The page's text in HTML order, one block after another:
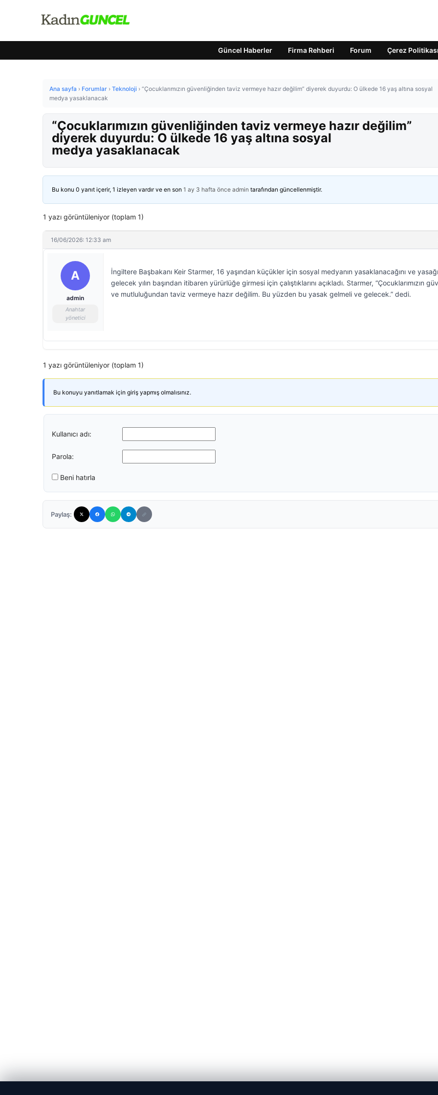
Güncel Haberler Firma Rehberi Forum Çerez Politikası
Ana sayfa › Forumlar › Teknoloji › “Çocuklarımızın güvenliğinden taviz vermeye hazır değilim” diyerek duyurdu: O ülkede 16 yaş altına sosyal
medya yasaklanacak
“Çocuklarımızın güvenliğinden taviz vermeye hazır değilim”
diyerek duyurdu: O ülkede 16 yaş altına sosyal
medya yasaklanacak
Bu konu 0 yanıt içerir, 1 izleyen vardır ve en son 1 ay 3 hafta önce admin tarafından güncellenmiştir.
1 yazı görüntüleniyor (toplam 1)
16/06/2026: 12:33 am
A
admin
Anahtar
yönetici
İngiltere Başbakanı Keir Starmer, 16 yaşından küçükler için sosyal medyanın yasaklanacağını ve
gelecek yılın başından itibaren yürürlüğe girmesi için çalıştıklarını açıkladı. Starmer, “Çocuklarımızın
ve mutluluğundan taviz vermeye hazır değilim. Bu yüzden bu yasak gelmeli ve gelecek.” dedi.
1 yazı görüntüleniyor (toplam 1)
Bu konuyu yanıtlamak için giriş yapmış olmalısınız.
Kullanıcı adı:
Parola:
Beni hatırla
Paylaş: